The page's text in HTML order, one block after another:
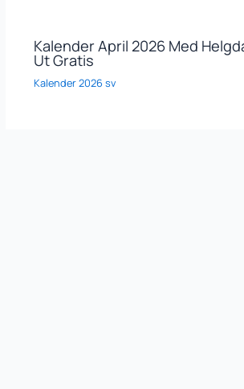
Kalender April 2026 Med
Ut Gratis
Kalender 2026 sv